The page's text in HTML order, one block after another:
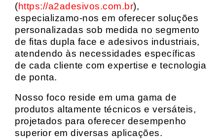
(https://a2adesivos.com.br),
especializamo-nos em oferecer soluções
personalizadas sob medida no segmento
de fitas dupla face e adesivos industriais,
atendendo às necessidades específicas
de cada cliente com expertise e tecnologia
de ponta.
Nosso foco reside em uma gama de
produtos altamente técnicos e versáteis,
projetados para oferecer desempenho
superior em diversas aplicações.